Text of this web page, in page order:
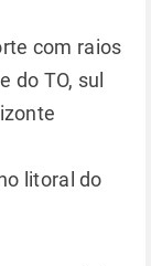
com raios
do TO, sul
litoral do